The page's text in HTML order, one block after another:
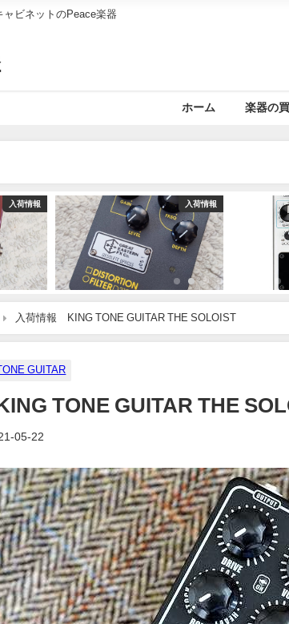
ビネットのPeace楽器
ホーム 楽器の
入荷情報 入荷情報
入荷情報 KING TONE GUITAR THE SOLOIST
GUITAR
TONE GUITAR THE
05-22